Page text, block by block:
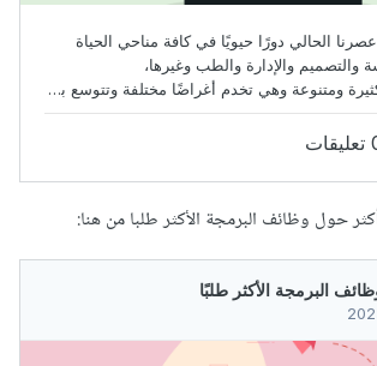
حول وظائف البرمجة الأكثر طلبا من هنا: